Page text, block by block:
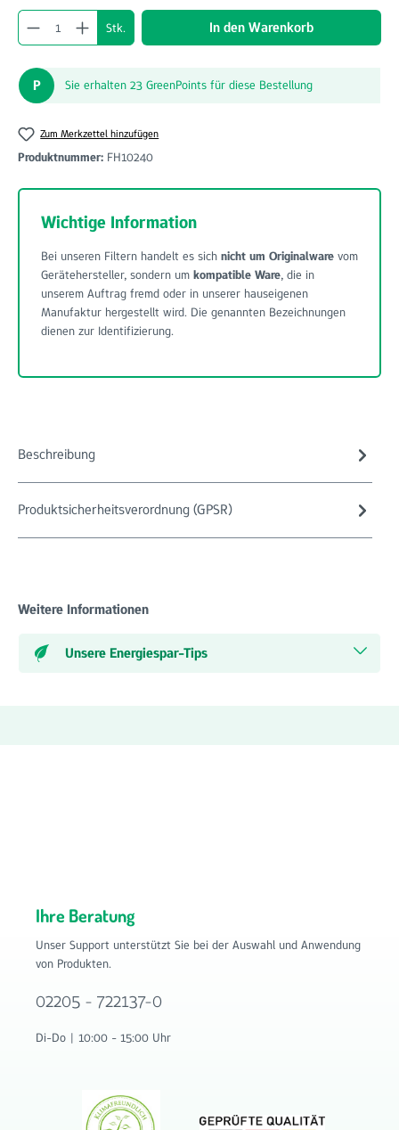
Produkt Anzahl: Gib den gewünschten Wert
Stk. In den Warenkorb
P Sie erhalten 23 GreenPoints für diese Bestellung
Zum Merkzettel hinzufügen
Produktnummer: FH10240
Wichtige Information
Bei unseren Filtern handelt es sich nicht um Originalware vom
Gerätehersteller, sondern um kompatible Ware, die in
unserem Auftrag fremd oder in unserer hauseigenen
Manufaktur hergestellt wird. Die genannten Bezeichnungen
dienen zur Identifizierung.
Beschreibung
Produktsicherheitsverordnung (GPSR)
Weitere Informationen
Unsere Energiespar-Tips
Ihre Beratung
Unser Support unterstützt Sie bei der Auswahl und Anwendung
von Produkten.
02205 - 722137-0
Di-Do | 10:00 - 15:00 Uhr